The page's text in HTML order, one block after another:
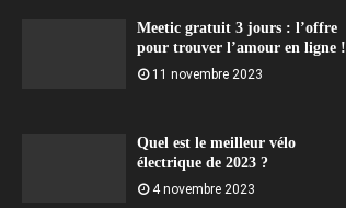
Meetic gratuit 3 jours : l’offre
pour trouver l’amour en ligne !
11 novembre 2023
Quel est le meilleur vélo
électrique de 2023 ?
4 novembre 2023